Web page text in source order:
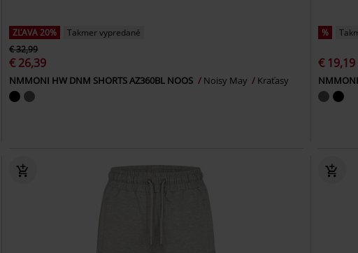
ZĽAVA 20%
Takmer vypredané
€ 32,99
€ 26,39
NMMONI HW DNM SHORTS AZ360BL NOOS Noisy May Kraťasy
%
€ 19,19